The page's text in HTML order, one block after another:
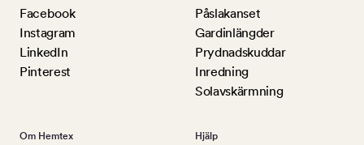
Facebook
Instagram
LinkedIn
Pinterest
Påslakanset
Gardinlängder
Prydnadskuddar
Inredning
Solavskärmning
Om Hemtex Hjälp